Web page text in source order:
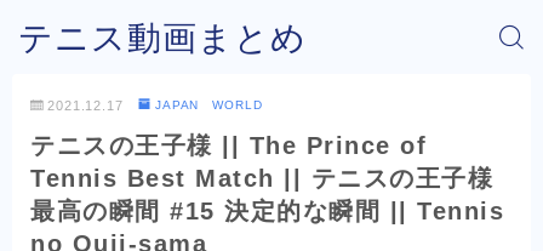
テニス動画まとめ
2021.12.17 JAPAN WORLD
テニスの王子様 || The Prince of
Tennis Best Match || テニスの王子様
最高の瞬間 #15 決定的な瞬間 || Tennis
no Ouji-sama